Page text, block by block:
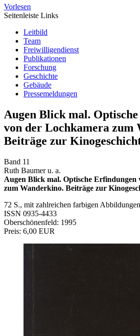
Vorlesen
Seitenleiste Links
Leitbild
Team
Freiwilligendienst
Publikationen
Forschung
Geschichte
Gebäude
Pressemeldungen
Augen Blick mal.
von der Lochkamera zum
Beiträge zur
Band 11
Ruth Baumer u. a.
Augen Blick mal. Optische Erfindungen
zum Wanderkino. Beiträge zur
72 S., mit zahlreichen farbigen Abbildungen
ISSN 0935-4433
Oberschönenfeld: 1995
Preis: 6,00 EUR